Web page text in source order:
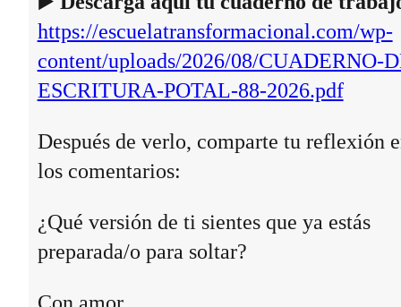
https://escuelatransformacional.com/wp-
content/uploads/2026/08/CUADERNO-
ESCRITURA-POTAL-88-2026.pdf
Después de verlo, comparte tu reflexión
los comentarios:
¿Qué versión de ti sientes que ya estás
preparada/o para soltar?